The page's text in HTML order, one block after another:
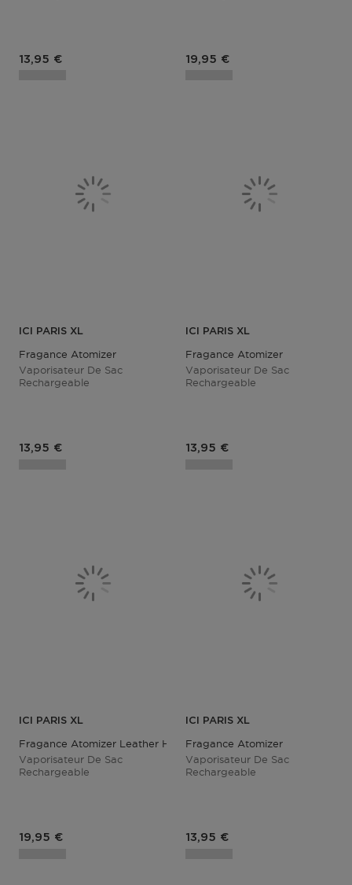
Prix du produit
13,95 € Prix du produit
19,95 €
ICI PARIS XL
Fragance Atomizer
Vaporisateur De Sac
Rechargeable
Prix du produit
13,95 €
ICI PARIS XL
Fragance Atomizer
Vaporisateur De Sac
Rechargeable
Prix du produit
13,95 €
ICI PARIS XL
Fragance Atomizer Leather Hot Pink
Vaporisateur De Sac
Rechargeable
Prix du produit
19,95 €
ICI PARIS XL
Fragance Atomizer
Vaporisateur De Sac
Rechargeable
Prix du produit
13,95 €